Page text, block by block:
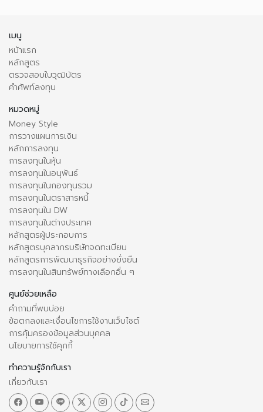
เมนู
หน้าแรก
หลักสูตร
ตรวจสอบใบวุฒิบัตร
คำศัพท์ลงทุน
หมวดหมู่
Money Style
การวางแผนการเงิน
หลักการลงทุน
การลงทุนในหุ้น
การลงทุนในอนุพันธ์
การลงทุนในกองทุนรวม
การลงทุนในตราสารหนี้
การลงทุนใน DW
การลงทุนในต่างประเทศ
หลักสูตรผู้ประกอบการ
หลักสูตรบุคลากรบริษัทจดทะเบียน
หลักสูตรการพัฒนาธุรกิจอย่างยั่งยืน
การลงทุนในสินทรัพย์ทางเลือกอื่น ๆ
ศูนย์ช่วยเหลือ
คำถามที่พบบ่อย
ข้อตกลงและเงื่อนไขการใช้งานเว็บไซต์
การคุ้มครองข้อมูลส่วนบุคคล
นโยบายการใช้คุกกี้
ทำความรู้จักกับเรา
เกี่ยวกับเรา